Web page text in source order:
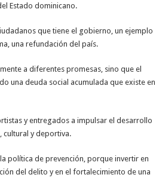
Estado dominicano.
que tiene el gobierno, un ejemplo
una refundación del país.
a diferentes promesas, sino que el
una deuda social acumulada que existe en
y entregados a impulsar el desarrollo
cultural y deportiva.
política de prevención, porque invertir en
del delito y en el fortalecimiento de una